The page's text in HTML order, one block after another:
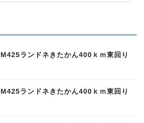
ランドネきたかん400ｋｍ東回り
ランドネきたかん400ｋｍ東回り